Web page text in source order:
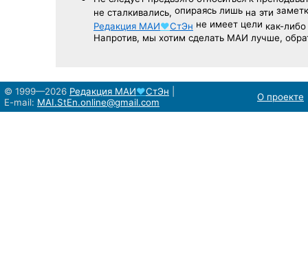
не сталкивались, опираясь лишь на эти
Редакция МАИ♥СтЭн не имеет цели как-либо
Напротив, мы хотим сделать МАИ лучше,
© 1999—2026 Редакция МАИ♥СтЭн
E-mail: MAI.StEn.online@gmail.com О проекте